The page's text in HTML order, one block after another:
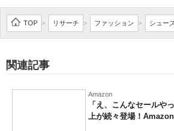
TOP > リサーチ > ファッション > シュー
関連記事
Amazon
「え、こんなセールや
上が続々登場！